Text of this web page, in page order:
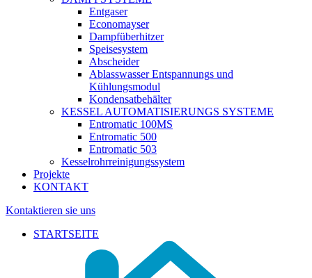
Entgaser
Economayser
Dampfüberhitzer
Speisesystem
Abscheider
Ablasswasser Entspannungs und
Kühlungsmodul
Kondensatbehälter
KESSEL AUTOMATISIERUNGS SYSTEME
Entromatic 100MS
Entromatic 500
Entromatic 503
Kesselrohrreinigungssystem
Projekte
KONTAKT
Kontaktieren sie uns
STARTSEITE